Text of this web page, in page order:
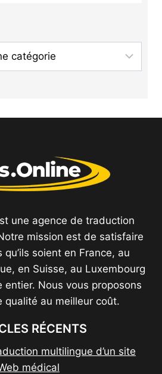
une agence de traduction
mission est de satisfaire
soient en France, au
en Suisse, au Luxembourg
entier. Nous vous proposons
qualité au meilleur coût.
RÉCENTS
multilingue d’un site
médical